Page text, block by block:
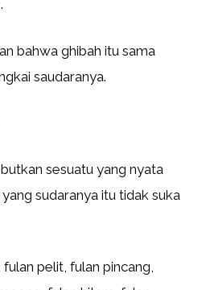
bahwa ghibah itu sama
saudaranya.
sesuatu yang nyata
sudaranya itu tidak suka
pelit, fulan pincang,